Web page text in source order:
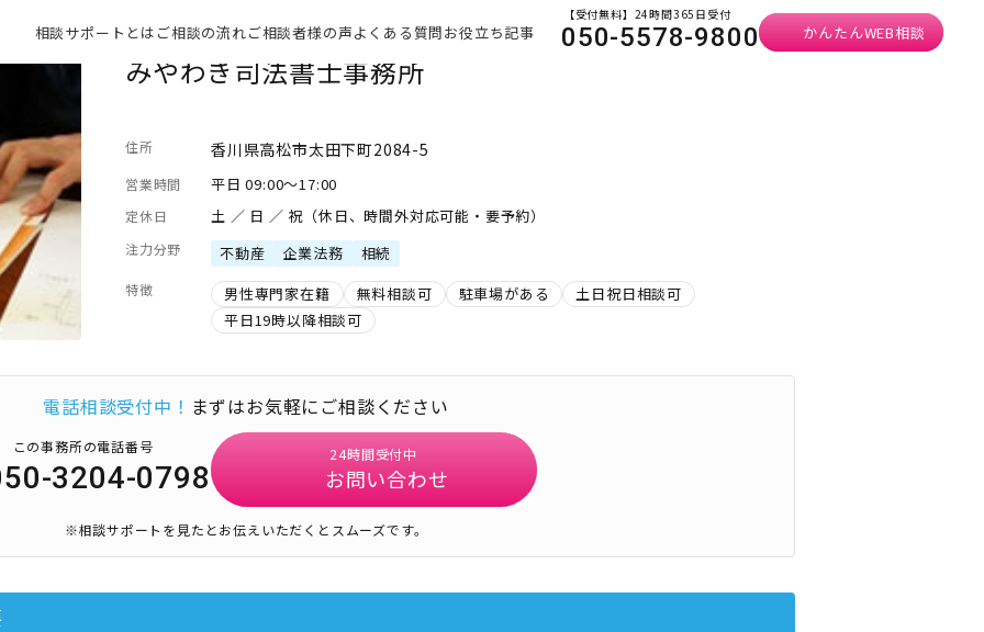
相談サポートとは ご相談の流れご相談者様の声よくある質問お役立ち記事
【受付無料】24時間365日受付
050-5578-9800 かんたんWEB相談
みやわき司法書士事務所
住所 香川県高松市太田下町2084-5
営業時間 平日 09:00～17:00
定休日 土 ／ 日 ／ 祝（休日、時間外対応可能・要予約）
注力分野 不動産 企業法務 相続
特徴 男性専門家在籍 無料相談可 駐車場がある
土日祝日相談可
平日19時以降相談可
電話相談受付中！ まずはお気軽にご相談ください
この事務所の電話番号
3204-0798
24時間受付中
お問い合わせ
※相談サポートを見たとお伝えいただくとスムーズです。